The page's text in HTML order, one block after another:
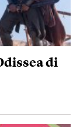
di